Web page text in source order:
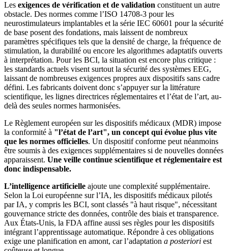
Les exigences de vérification et de validation constituent un autre
obstacle. Des normes comme l’ISO 14708-3 pour les
neurostimulateurs implantables et la série IEC 60601 pour la sécurité
de base posent des fondations, mais laissent de nombreux
paramètres spécifiques tels que la densité de charge, la fréquence de
stimulation, la durabilité ou encore les algorithmes adaptatifs ouverts
à interprétation. Pour les BCI, la situation est encore plus critique :
les standards actuels visent surtout la sécurité des systèmes EEG,
laissant de nombreuses exigences propres aux dispositifs sans cadre
défini. Les fabricants doivent donc s’appuyer sur la littérature
scientifique, les lignes directrices réglementaires et l’état de l’art, au-
delà des seules normes harmonisées.
Le Règlement européen sur les dispositifs médicaux (MDR) impose
la conformité à "l’état de l’art", un concept qui évolue plus vite
que les normes officielles. Un dispositif conforme peut néanmoins
être soumis à des exigences supplémentaires si de nouvelles données
apparaissent. Une veille continue scientifique et réglementaire est
donc indispensable.
L’intelligence artificielle ajoute une complexité supplémentaire.
Selon la Loi européenne sur l’IA, les dispositifs médicaux pilotés
par IA, y compris les BCI, sont classés "à haut risque", nécessitant
gouvernance stricte des données, contrôle des biais et transparence.
Aux États-Unis, la FDA affine aussi ses règles pour les dispositifs
intégrant l’apprentissage automatique. Répondre à ces obligations
exige une planification en amont, car l’adaptation a posteriori est